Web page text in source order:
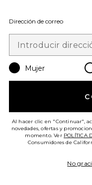
¡TENDENCIAS
5 vendidos
Favorite
Dirección de correo
Mujer
Al hacer clic en "Continuar",
novedades, ofertas y
momento. Ver POLÍTICA
Consumidores de
No